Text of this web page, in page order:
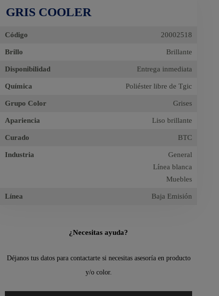
GRIS COOLER
Código 20002518
Brillo Brillante
Disponibilidad Entrega inmediata
Química Poliéster libre de Tgic
Grupo Color Grises
Apariencia Liso brillante
Curado BTC
Industria
General
Línea blanca
Muebles
Línea Baja Emisión
¿Necesitas ayuda?
Déjanos tus datos para contactarte si necesitas asesoría en producto
y/o color.